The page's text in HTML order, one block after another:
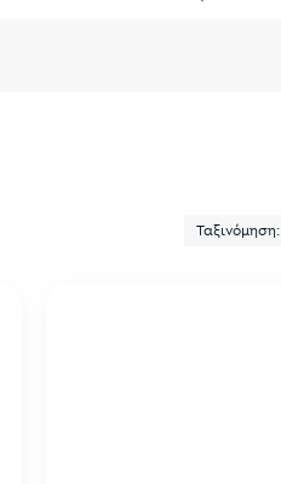
Ταξινόμηση: